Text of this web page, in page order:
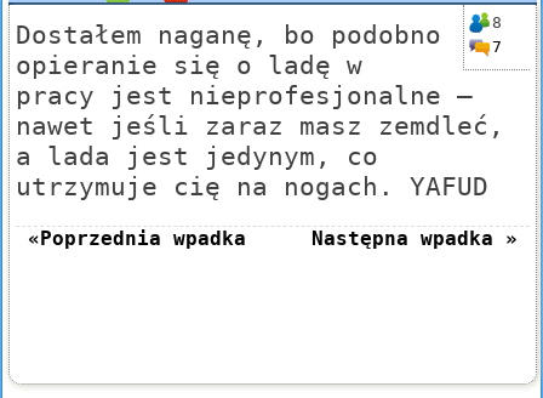
8
7
Dostałem naganę, bo podobno
opieranie się o ladę w
pracy jest nieprofesjonalne –
nawet jeśli zaraz masz zemdleć,
a lada jest jedynym, co
utrzymuje cię na nogach. YAFUD
«Poprzednia wpadka Następna wpadka »